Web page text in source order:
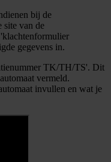
bij de
site van de
gegevens in.
TK/TH/TS'. Dit
vermeld.
invullen en wat je